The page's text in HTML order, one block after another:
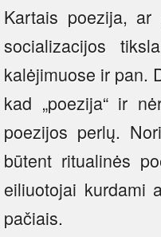
Kartais poezija, ar
socializacijos
kalėjimuose ir pan.
kad „poezija“ ir
poezijos perlų.
būtent ritualinės
eiliuotojai kurdami
pačiais.